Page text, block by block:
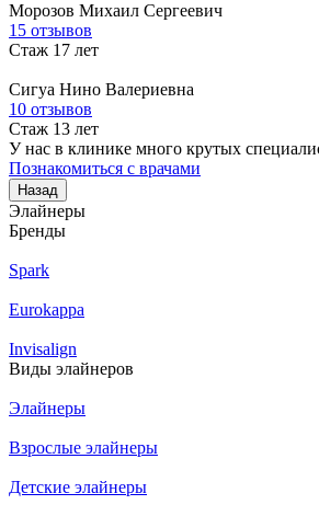
Морозов Михаил Сергеевич
15 отзывов
Стаж 17 лет
Сигуа Нино Валериевна
10 отзывов
Стаж 13 лет
У нас в клинике много крутых
Познакомиться с врачами
Назад
Элайнеры
Бренды
Spark
Eurokappa
Invisalign
Виды элайнеров
Элайнеры
Взрослые элайнеры
Детские элайнеры